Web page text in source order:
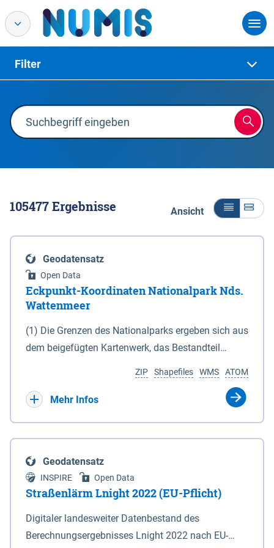
Filter
105477Ergebnisse Ansicht
Geodatensatz
Open Data
Eckpunkt-Koordinaten Nationalpark Nds.
Wattenmeer
(1) Die Grenzen des Nationalparks ergeben sich aus
dem beigefügten Kartenwerk, das Bestandteil
(DTK) im Maßstab 1 : 100 000 (Anlage 2), 2.
verkleinerte Amtliche Karte 1 : 5 000 (AK5) im
projizierte Koordinaten im Europäischen
Terrestrischen Referenzsystem 1989 (ETRS 89) mit
der Universalen Transversalen Mercator-Abbildung
bezogen auf die Zone 32 N (UTM 32N) dargestellt
(Anlage 4); Gleiches gilt für die geografischen
ATOM
WMS
Shapefiles
ZIP
Mehr Infos
Geodatensatz
INSPIRE Open Data
Straßenlärm Lnight 2022 (EU-Pflicht)
Digitaler landesweiter Datenbestand des
Berechnungsergebnisses Lnight 2022 nach EU-